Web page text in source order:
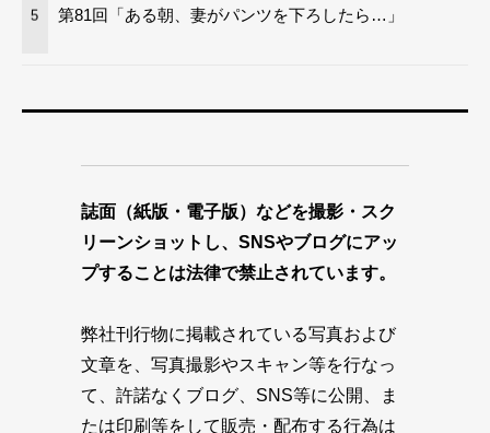
5 第81回「ある朝、妻がパンツを下ろしたら…」
誌面（紙版・電子版）などを撮影・スク
リーンショットし、SNSやブログにアッ
プすることは法律で禁止されています。
弊社刊行物に掲載されている写真および
文章を、写真撮影やスキャン等を行なっ
て、許諾なくブログ、SNS等に公開、ま
たは印刷等をして販売・配布する行為は